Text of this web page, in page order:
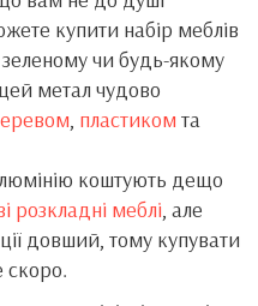
купити набір меблів
чи будь-якому
метал чудово
, пластиком та
коштують дещо
розкладні меблі, але
довший, тому купувати
скоро.